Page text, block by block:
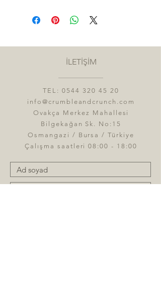
İLETİŞİM
TEL:0544 320 45 20
info@crumbleandcrunch.com
Ovakça Merkez Mahallesi
Bilgekağan Sk. No:15
Osmangazi / Bursa / Türkiye
Çalışma saatleri 08:00 - 18:00